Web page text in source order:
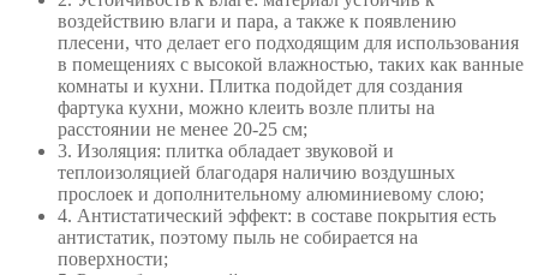
воздействию влаги и пара, а также к появлению
плесени, что делает его подходящим для использования
в помещениях с высокой влажностью, таких как ванные
комнаты и кухни. Плитка подойдет для создания
фартука кухни, можно клеить возле плиты на
расстоянии не менее 20-25 см;
3. Изоляция: плитка обладает звуковой и
теплоизоляцией благодаря наличию воздушных
прослоек и дополнительному алюминиевому слою;
4. Антистатический эффект: в составе покрытия есть
антистатик, поэтому пыль не собирается на
поверхности;